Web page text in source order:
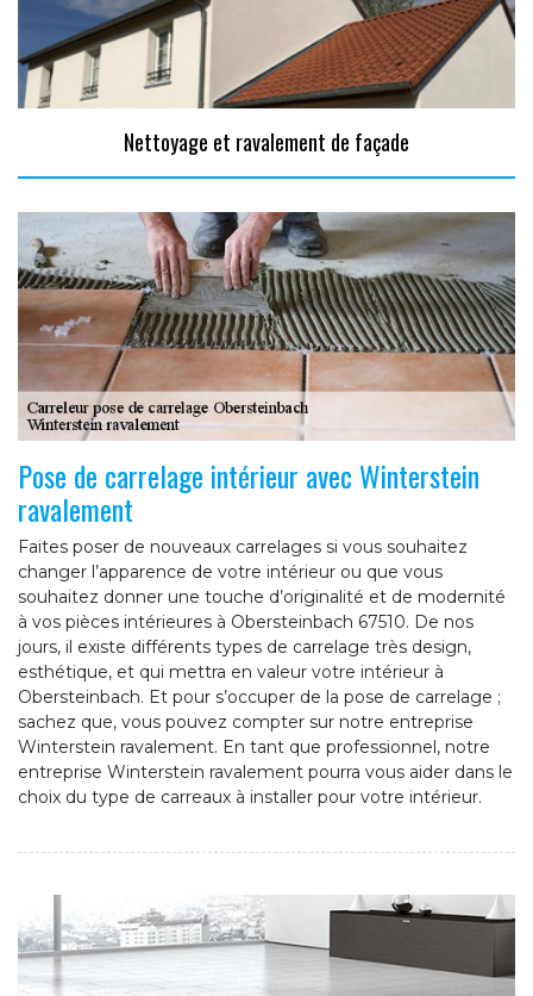
Nettoyage et ravalement de façade
Pose de carrelage intérieur avec Winterstein
ravalement
Faites poser de nouveaux carrelages si vous souhaitez
changer l’apparence de votre intérieur ou que vous
souhaitez donner une touche d’originalité et de modernité
à vos pièces intérieures à Obersteinbach 67510. De nos
jours, il existe différents types de carrelage très design,
esthétique, et qui mettra en valeur votre intérieur à
Obersteinbach. Et pour s’occuper de la pose de carrelage ;
sachez que, vous pouvez compter sur notre entreprise
Winterstein ravalement. En tant que professionnel, notre
entreprise Winterstein ravalement pourra vous aider dans le
choix du type de carreaux à installer pour votre intérieur.